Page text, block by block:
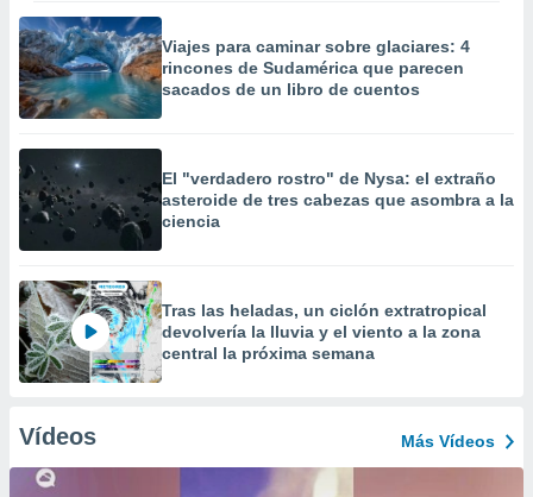
Viajes para caminar sobre glaciares: 4
rincones de Sudamérica que parecen
sacados de un libro de cuentos
El "verdadero rostro" de Nysa: el extraño
asteroide de tres cabezas que asombra a la
ciencia
Tras las heladas, un ciclón extratropical
devolvería la lluvia y el viento a la zona
central la próxima semana
Vídeos Más Vídeos